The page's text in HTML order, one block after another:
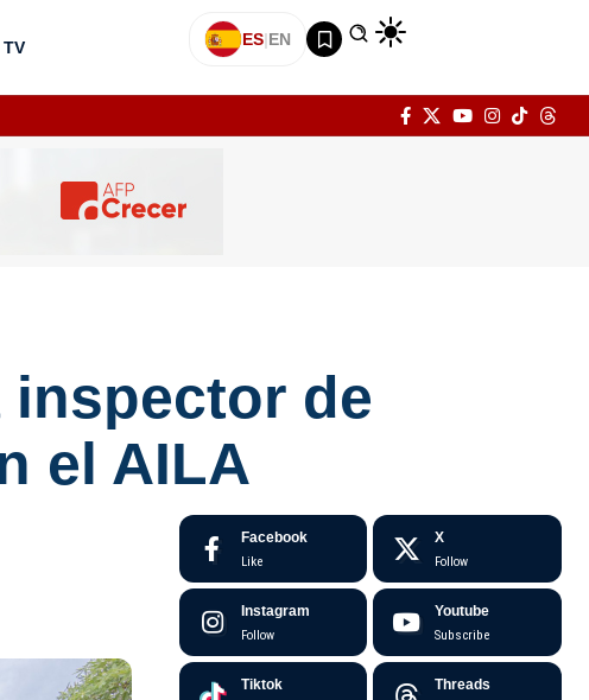
TV ES|EN
de
el AILA
Facebook
Like
X
Follow
Instagram
Follow
Youtube
Subscribe
Tiktok Threads